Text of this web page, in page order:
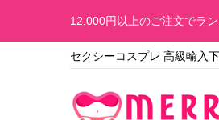
12,000円以上のご注文でラ
セクシーコスプレ 高級輸入